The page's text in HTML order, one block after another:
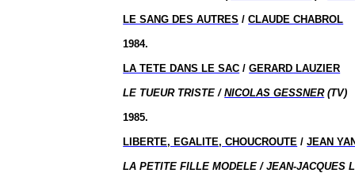
LE SANG DES AUTRES /CLAUDE CHABROL
1984.
LA TETE DANS LE SAC /GERARD LAUZIER
LE TUEUR TRISTE /NICOLAS GESSNER(TV)
1985.
LIBERTE, EGALITE, CHOUCROUTE /JEAN
LA PETITE FILLE MODELE / JEAN-JACQUES